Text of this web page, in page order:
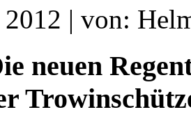
| von:
neuen